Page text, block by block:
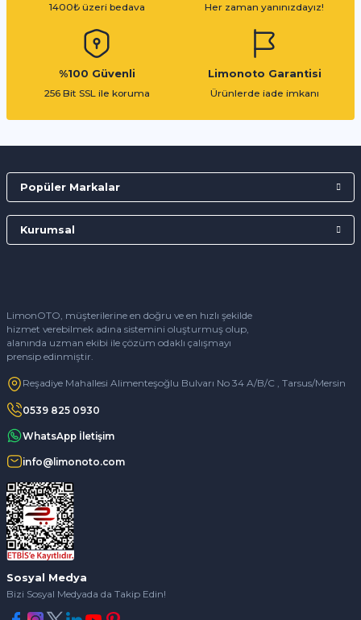
1400₺ üzeri bedava
Her zaman yanınızdayız!
%100 Güvenli
256 Bit SSL ile koruma
Limonoto Garantisi
Ürünlerde iade imkanı
LimonOTO, müşterilerine en doğru ve en hızlı şekilde
hizmet verebilmek adına sistemini oluşturmuş olup,
alanında uzman ekibi ile çözüm odaklı çalışmayı
prensip edinmiştir.
Reşadiye Mahallesi Alimenteşoğlu Bulvarı No 34 A/B/C , Tarsus/Mersin
0539 825 0930
WhatsApp İletişim
info@limonoto.com
Popüler Markalar
Kurumsal
Sosyal Medya
Bizi Sosyal Medyada da Takip Edin!